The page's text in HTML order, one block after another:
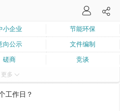
小企业 节能环保
向公示 文件编制
磋商 竞谈
单一来源
购买服务
更多
工作日？